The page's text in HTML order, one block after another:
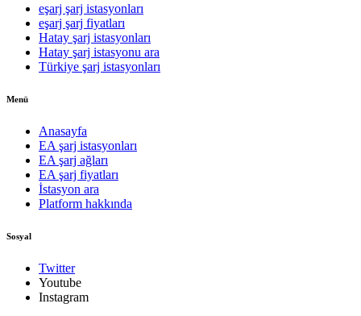
eşarj şarj istasyonları
eşarj şarj fiyatları
Hatay şarj istasyonları
Hatay şarj istasyonu ara
Türkiye şarj istasyonları
Menü
Anasayfa
EA şarj istasyonları
EA şarj ağları
EA şarj fiyatları
İstasyon ara
Platform hakkında
Sosyal
Twitter
Youtube
Instagram